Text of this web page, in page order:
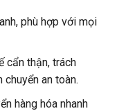
phù hợp với mọi
thận, trách
an toàn.
hàng hóa nhanh